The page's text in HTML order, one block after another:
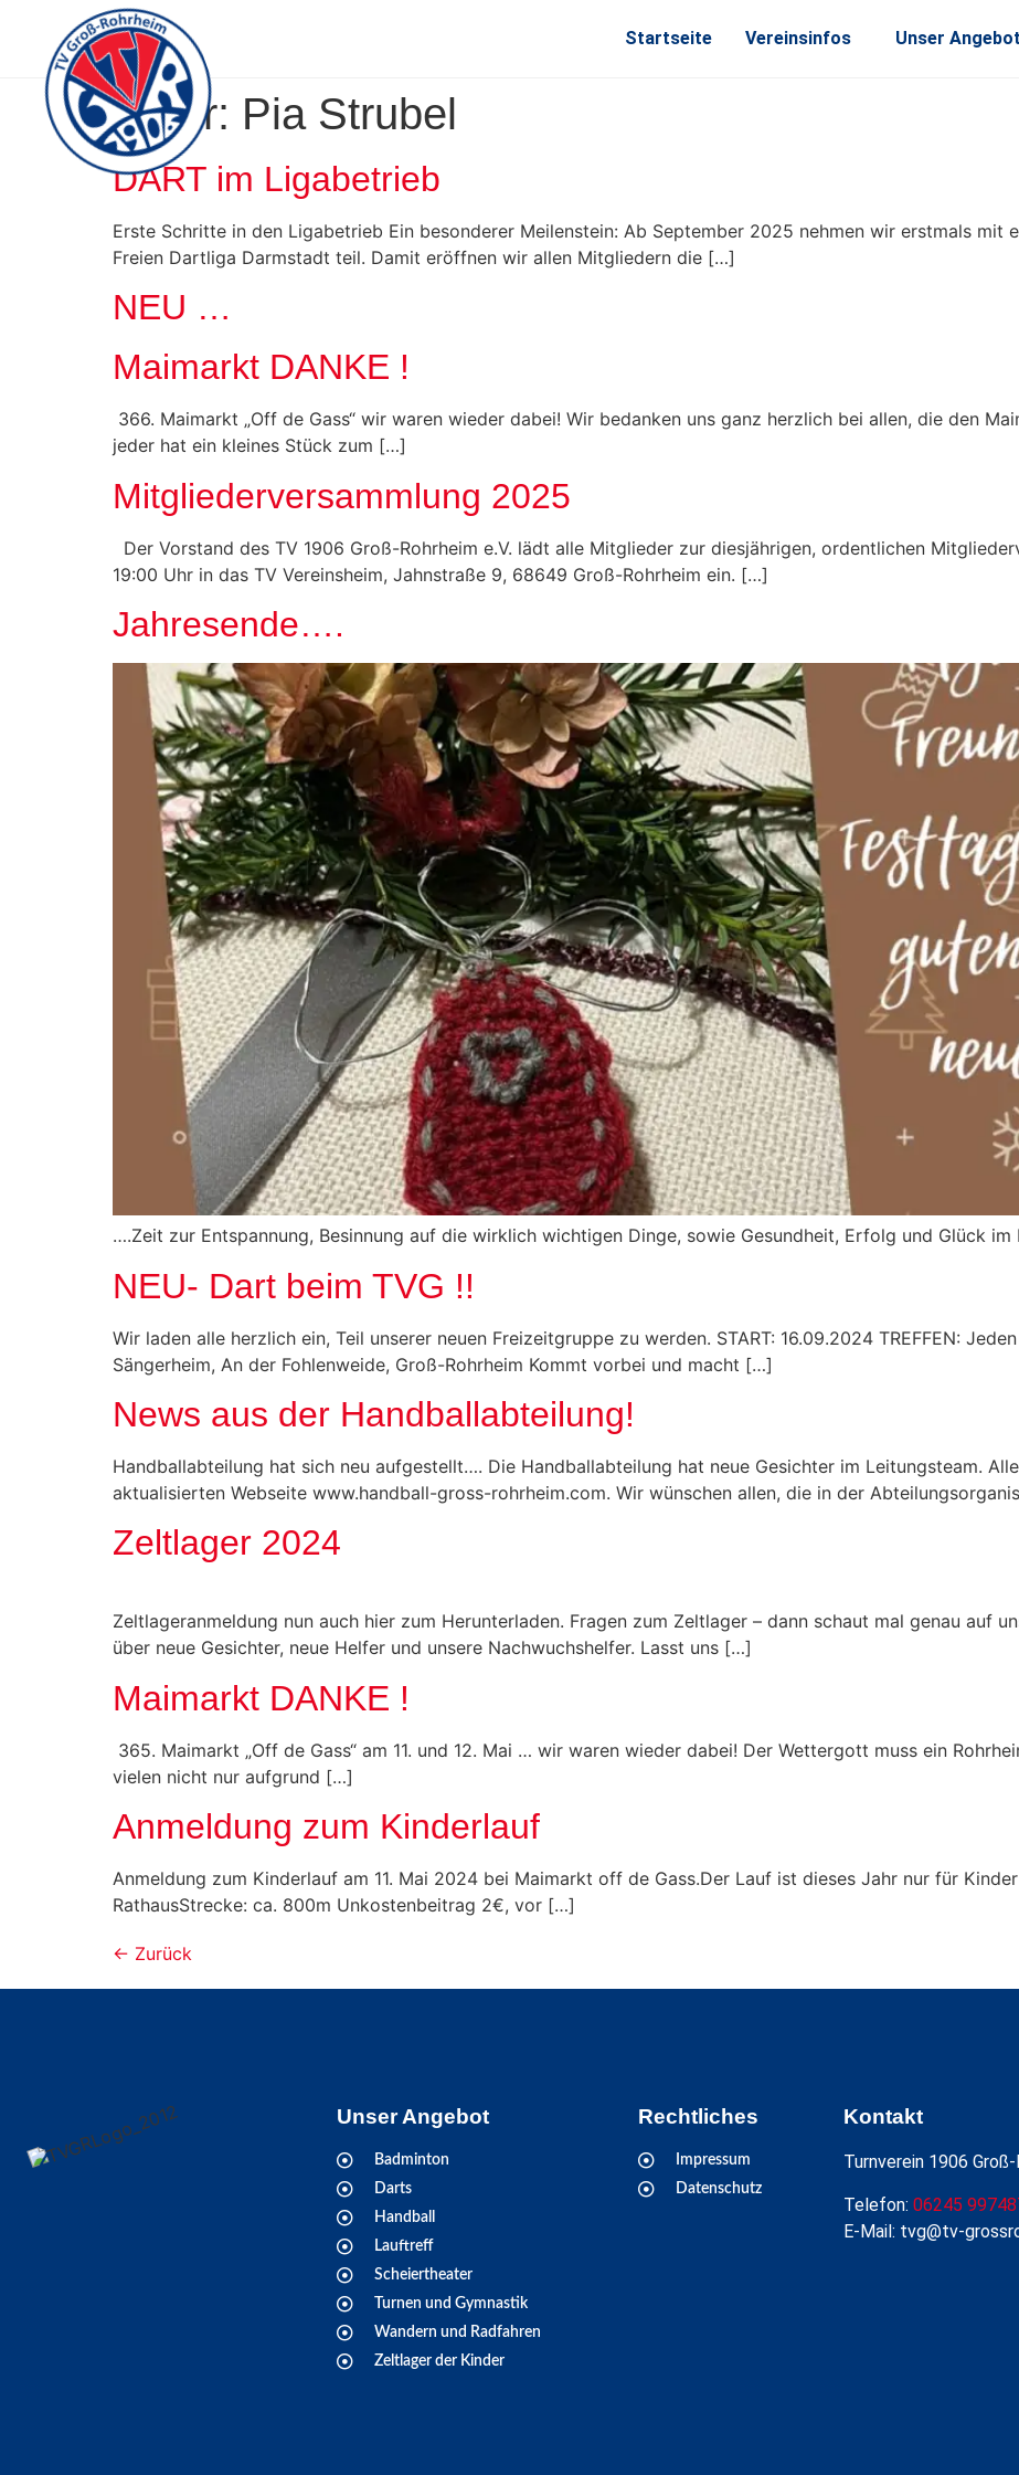
Startseite Vereinsinfos Unser Angebot
Autor: Pia Strubel
DART im Ligabetrieb
Erste Schritte in den Ligabetrieb Ein besonderer Meilenstein: Ab September 2025 nehmen wir erstmals mit
Freien Dartliga Darmstadt teil. Damit eröffnen wir allen Mitgliedern die […]
NEU …
Maimarkt DANKE !
366. Maimarkt „Off de Gass“ wir waren wieder dabei! Wir bedanken uns ganz herzlich bei allen, die den
jeder hat ein kleines Stück zum […]
Mitgliederversammlung 2025
Der Vorstand des TV 1906 Groß-Rohrheim e.V. lädt alle Mitglieder zur diesjährigen, ordentlichen
19:00 Uhr in das TV Vereinsheim, Jahnstraße 9, 68649 Groß-Rohrheim ein. […]
Jahresende….
….Zeit zur Entspannung, Besinnung auf die wirklich wichtigen Dinge, sowie Gesundheit, Erfolg und Glück im
NEU- Dart beim TVG !!
Wir laden alle herzlich ein, Teil unserer neuen Freizeitgruppe zu werden. START: 16.09.2024 TREFFEN:
Sängerheim, An der Fohlenweide, Groß-Rohrheim Kommt vorbei und macht […]
News aus der Handballabteilung!
Handballabteilung hat sich neu aufgestellt…. Die Handballabteilung hat neue Gesichter im Leitungsteam.
aktualisierten Webseite www.handball-gross-rohrheim.com. Wir wünschen allen, die in der
Zeltlager 2024
Zeltlageranmeldung nun auch hier zum Herunterladen. Fragen zum Zeltlager – dann schaut mal genau auf
über neue Gesichter, neue Helfer und unsere Nachwuchshelfer. Lasst uns […]
Maimarkt DANKE !
365. Maimarkt „Off de Gass“ am 11. und 12. Mai … wir waren wieder dabei! Der Wettergott muss ein
vielen nicht nur aufgrund […]
Anmeldung zum Kinderlauf
Anmeldung zum Kinderlauf am 11. Mai 2024 bei Maimarkt off de Gass.Der Lauf ist dieses Jahr nur für
RathausStrecke: ca. 800m Unkostenbeitrag 2€, vor […]
← Zurück
Unser Angebot
Badminton
Darts
Handball
Lauftreff
Scheiertheater
Turnen und Gymnastik
Wandern und Radfahren
Zeltlager der Kinder
Rechtliches
Impressum
Datenschutz
Kontakt
Turnverein 1906 Groß-
Telefon: 06245
E-Mail: tvg@tv-